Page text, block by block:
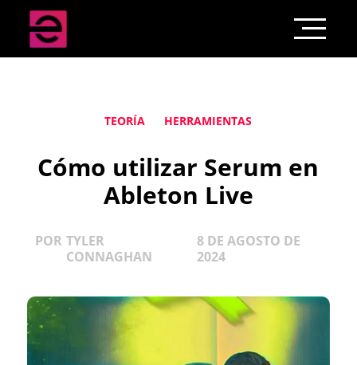
TEORÍA HERRAMIENTAS
Cómo utilizar Serum en
Ableton Live
POR TYLER
CONNAGHAN
8 DE AGOSTO DE
2024